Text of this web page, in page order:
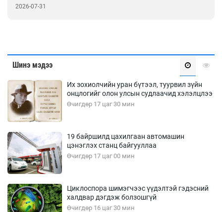
Templeton”-той хамтарна
2026-07-31
Шинэ мэдээ
Их зохиолчийн уран бүтээл, туурвил зүйн
онцлогийг олон улсын судлаачид хэлэлцлээ
Өчигдөр 17 цаг 30 мин
19 байршилд цахилгаан автомашин
цэнэглэх станц байгууллаа
Өчигдөр 17 цаг 00 мин
Циклоспора шимэгчээс үүдэлтэй гэдэсний
халдвар дэгдэж болзошгүй
Өчигдөр 16 цаг 30 мин